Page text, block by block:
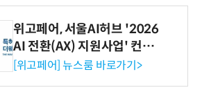
위고페어, 서울AI허브 '2026
AI 전환(AX) 지원사업' 컨소
시엄 선정
[위고페어] 뉴스룸 바로가기>